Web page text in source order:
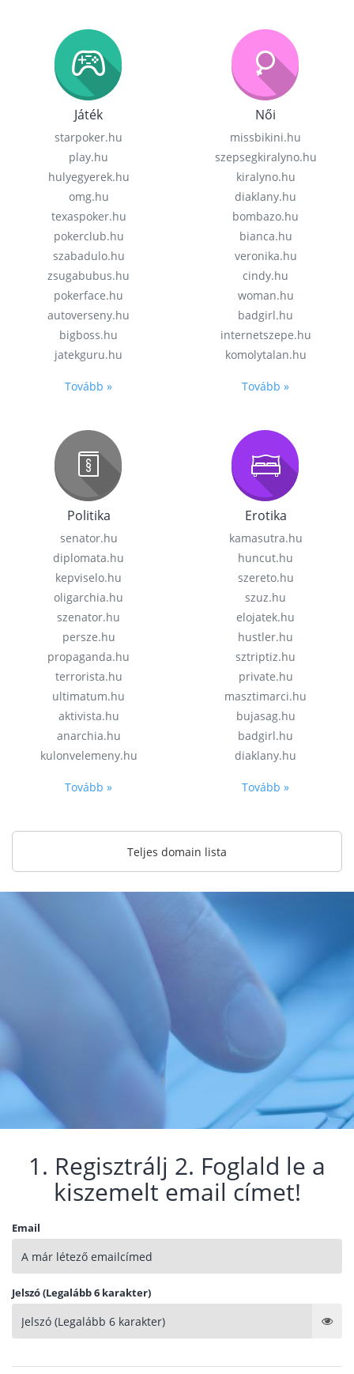
Játék
starpoker.hu
play.hu
hulyegyerek.hu
omg.hu
texaspoker.hu
pokerclub.hu
szabadulo.hu
zsugabubus.hu
pokerface.hu
autoverseny.hu
bigboss.hu
jatekguru.hu
Tovább »
Női
missbikini.hu
szepsegkiralyno.hu
kiralyno.hu
diaklany.hu
bombazo.hu
bianca.hu
veronika.hu
cindy.hu
woman.hu
badgirl.hu
internetszepe.hu
komolytalan.hu
Tovább »
Politika
senator.hu
diplomata.hu
kepviselo.hu
oligarchia.hu
szenator.hu
persze.hu
propaganda.hu
terrorista.hu
ultimatum.hu
aktivista.hu
anarchia.hu
kulonvelemeny.hu
Tovább »
Erotika
kamasutra.hu
huncut.hu
szereto.hu
szuz.hu
elojatek.hu
hustler.hu
sztriptiz.hu
private.hu
masztimarci.hu
bujasag.hu
badgirl.hu
diaklany.hu
Tovább »
Teljes domain lista
1. Regisztrálj 2. Foglald le a
kiszemelt email címet!
Email
Jelszó (Legalább 6 karakter)